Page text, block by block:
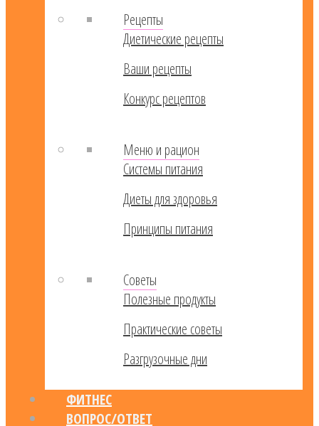
Рецепты
Диетические рецепты
Ваши рецепты
Конкурс рецептов
Меню и рацион
Системы питания
Диеты для здоровья
Принципы питания
Советы
Полезные продукты
Практические советы
Разгрузочные дни
ФИТНЕС
ВОПРОС/ОТВЕТ